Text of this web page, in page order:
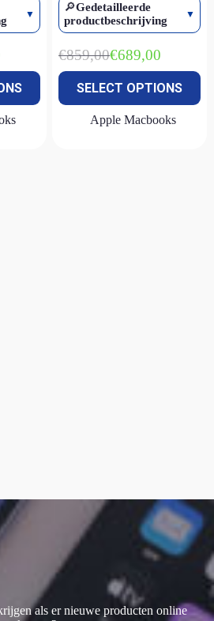
🔎Gedetailleerde
productbeschrijving
€859,00Oorspronkelijke
was:
€859,00.
€689,00
Huidige
is:
€689,00.
SELECT OPTIONS
Apple Macbooks
als er nieuwe producten online